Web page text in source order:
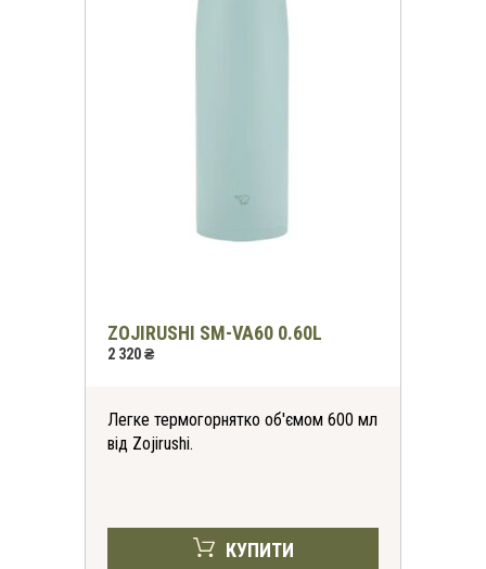
ZOJIRUSHI SM-VA60 0.60L
2 320 ₴
Легке термогорнятко об'ємом 600 мл
від Zojirushi.
КУПИТИ